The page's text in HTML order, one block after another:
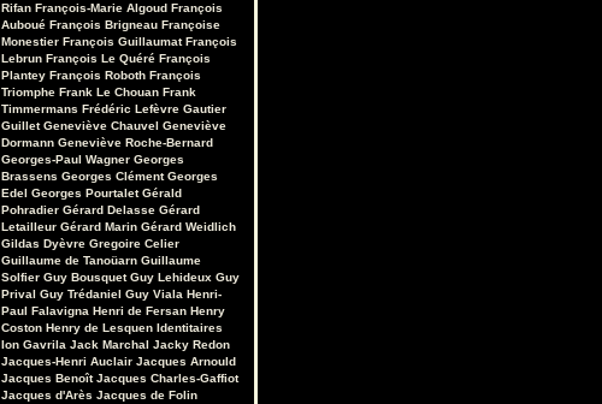
Rifan François-Marie Algoud François
Auboué François Brigneau Françoise
Monestier François Guillaumat François
Lebrun François Le Quéré François
Plantey François Roboth François
Triomphe Frank Le Chouan Frank
Timmermans Frédéric Lefèvre Gautier
Guillet Geneviève Chauvel Geneviève
Dormann Geneviève Roche-Bernard
Georges-Paul Wagner Georges
Brassens Georges Clément Georges
Edel Georges Pourtalet Gérald
Pohradier Gérard Delasse Gérard
Letailleur Gérard Marin Gérard Weidlich
Gildas Dyèvre Gregoire Celier
Guillaume de Tanoüarn Guillaume
Solfier Guy Bousquet Guy Lehideux Guy
Prival Guy Trédaniel Guy Viala Henri-
Paul Falavigna Henri de Fersan Henry
Coston Henry de Lesquen Identitaires
Ion Gavrila Jack Marchal Jacky Redon
Jacques-Henri Auclair Jacques Arnould
Jacques Benoît Jacques Charles-Gaffiot
Jacques d'Arès Jacques de Folin